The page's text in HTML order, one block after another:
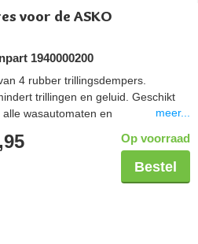
voor de ASKO
1940000200
4 rubber trillingsdempers.
trillingen en geluid. Geschikt
alle wasautomaten en
de voetjes van een huishoudelijk
meer...
Op voorraad
Bestel